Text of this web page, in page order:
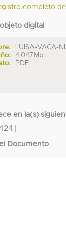
completo
digital
LUISA-VACA-
4.047Mb
PDF
en la(s)
Documento